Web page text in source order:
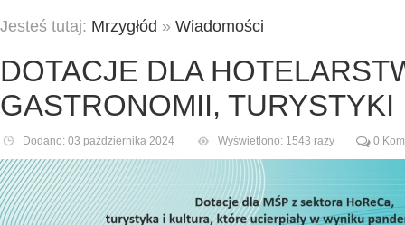
Jesteś tutaj: Mrzygłód » Wiadomości
DOTACJE DLA
GASTRONOMII, TURYSTYKI
Dodano: 03 października 2024 Wyświetlono: 1543 razy 0